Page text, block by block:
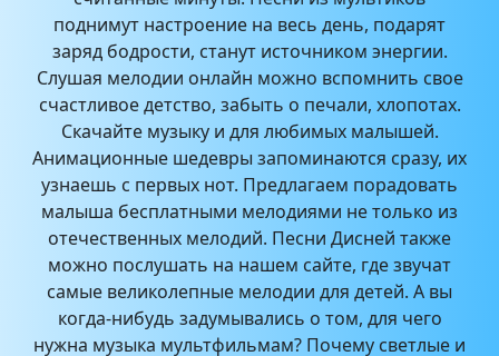
поднимут настроение на весь день, подарят
заряд бодрости, станут источником энергии.
Слушая мелодии онлайн можно вспомнить свое
счастливое детство, забыть о печали, хлопотах.
Скачайте музыку и для любимых малышей.
Анимационные шедевры запоминаются сразу, их
узнаешь с первых нот. Предлагаем порадовать
малыша бесплатными мелодиями не только из
отечественных мелодий. Песни Дисней также
можно послушать на нашем сайте, где звучат
самые великолепные мелодии для детей. А вы
когда-нибудь задумывались о том, для чего
нужна музыка мультфильмам? Почему светлые и